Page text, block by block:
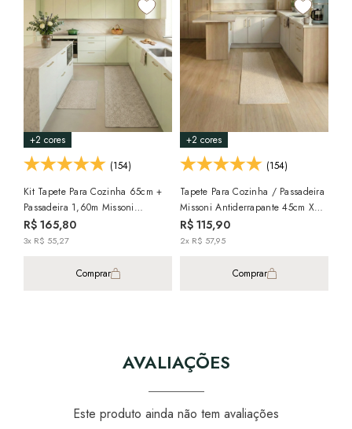
+2 cores
(154)
Kit Tapete Para Cozinha 65cm +
Passadeira 1,60m Missoni
Antiderrapante (2 Peças)
R$ 165,80
3x R$ 55,27
Comprar
+2 cores
(154)
Tapete Para Cozinha / Passadeira
Missoni Antiderrapante 45cm X
1,60m
R$ 115,90
2x R$ 57,95
Comprar
AVALIAÇÕES
Este produto ainda não tem avaliações